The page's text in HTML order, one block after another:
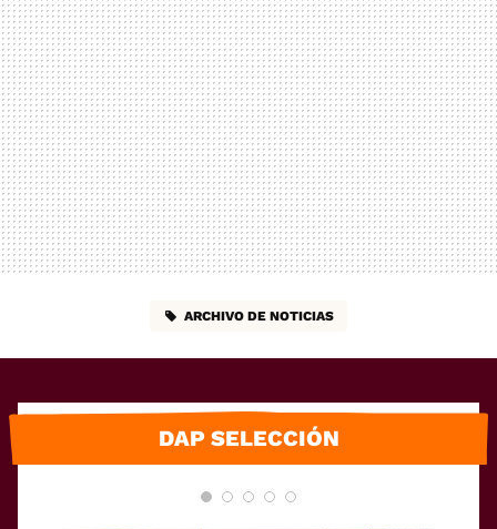
ARCHIVO DE NOTICIAS
DAP SELECCIÓN